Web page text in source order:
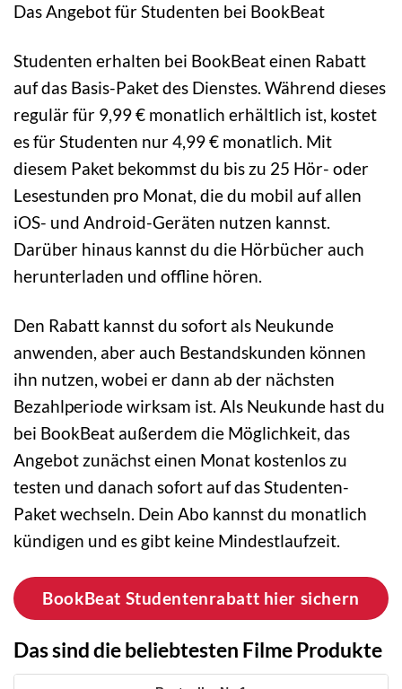
Das Angebot für Studenten bei BookBeat
Studenten erhalten bei BookBeat einen Rabatt
auf das Basis-Paket des Dienstes. Während dieses
regulär für 9,99 € monatlich erhältlich ist, kostet
es für Studenten nur 4,99 € monatlich. Mit
diesem Paket bekommst du bis zu 25 Hör- oder
Lesestunden pro Monat, die du mobil auf allen
iOS- und Android-Geräten nutzen kannst.
Darüber hinaus kannst du die Hörbücher auch
herunterladen und offline hören.
Den Rabatt kannst du sofort als Neukunde
anwenden, aber auch Bestandskunden können
ihn nutzen, wobei er dann ab der nächsten
Bezahlperiode wirksam ist. Als Neukunde hast du
bei BookBeat außerdem die Möglichkeit, das
Angebot zunächst einen Monat kostenlos zu
testen und danach sofort auf das Studenten-
Paket wechseln. Dein Abo kannst du monatlich
kündigen und es gibt keine Mindestlaufzeit.
BookBeat Studentenrabatt hier sichern
Das sind die beliebtesten Filme Produkte